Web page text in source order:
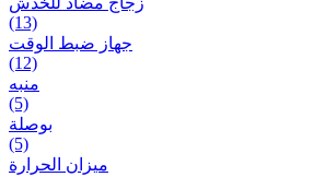
(13)
جهاز ضبط الوقت
(12)
منبه
(5)
بوصلة
(5)
ميزان الحرارة